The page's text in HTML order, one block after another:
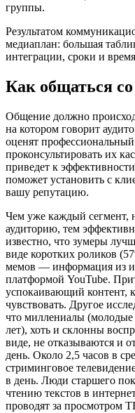
группы.
Результатом
медиаплан: большая
интеграции, сроки и
Как общаться со
Общение должно
на котором говорит
оценят
проконсультировать их
приведет к
поможет установить с
вашу репутацию.
Чем уже каждый сегмент,
аудиторию, тем
известно, что зумеры
виде коротких роликов
мемов — информация из
платформой YouTube.
успокаивающий контент,
чувствовать. Другое
что миллениалы (молодые
лет), хоть и склонны
виде, не отказываются и
день. Около 2,5 часов в
стриминговое
в день. Люди старшего
чтению текстов в
проводят за просмотром